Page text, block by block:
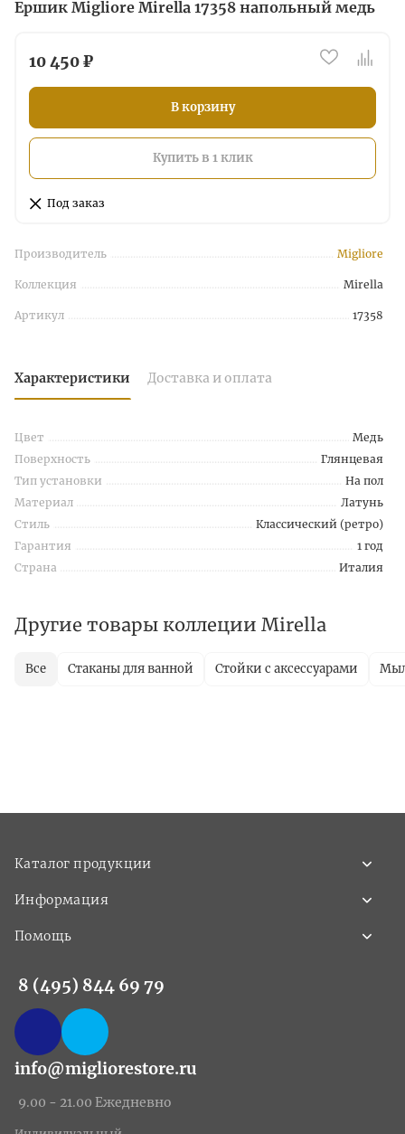
Ершик Migliore Mirella 17358 напольный медь
10 450 ₽
В корзину
Купить в 1 клик
Под заказ
Производитель Migliore
Коллекция Mirella
Артикул 17358
Характеристики Доставка и оплата
Цвет
Медь
Поверхность
Глянцевая
Тип установки
На пол
Материал
Латунь
Стиль
Классический (ретро)
Гарантия
1 год
Страна
Италия
Другие товары коллеции Mirella
Все Стаканы для ванной Стойки с аксессуарами
Каталог продукции
Информация
Помощь
8 (495) 844 69 79
info@migliorestore.ru
9.00 - 21.00 Ежедневно